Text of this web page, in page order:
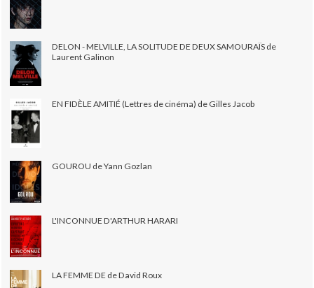
DELON - MELVILLE, LA SOLITUDE DE DEUX SAMOURAÏS de
Laurent Galinon
EN FIDÈLE AMITIÉ (Lettres de cinéma) de Gilles Jacob
GOUROU de Yann Gozlan
L'INCONNUE D'ARTHUR HARARI
LA FEMME DE de David Roux